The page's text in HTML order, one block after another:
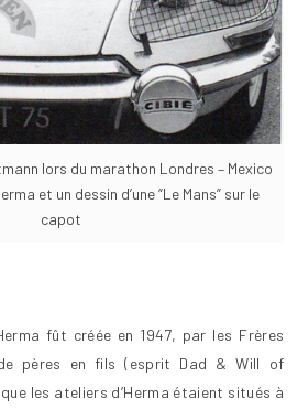
lors du marathon Londres – Mexico
et un dessin d’une “Le Mans” sur le
capot
fût créée en 1947, par les Frères
pères en fils (esprit Dad & Will of
les ateliers d’Herma étaient situés à